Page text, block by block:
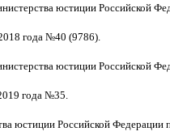
юстиции Российской
года №40 (9786).
юстиции Российской
года №35.
юстиции Российской Федерации